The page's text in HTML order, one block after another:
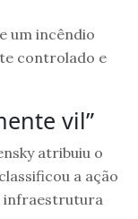
um incêndio
controlado e
vil”
atribuiu o
a ação
infraestrutura